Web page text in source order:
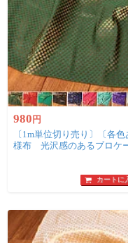
980 円
〔1m単位切り売り〕〔各
様布 光沢感のあるブロケ
カートに